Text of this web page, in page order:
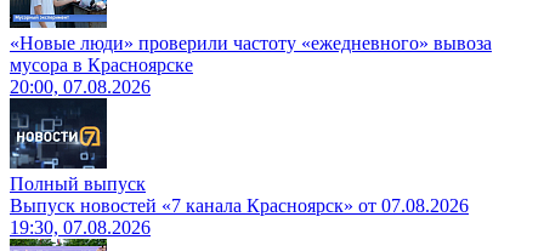
«Новые люди» проверили частоту «ежедневного» вывоза
мусора в Красноярске
20:00, 07.08.2026
Полный выпуск
Выпуск новостей «7 канала Красноярск» от 07.08.2026
19:30, 07.08.2026